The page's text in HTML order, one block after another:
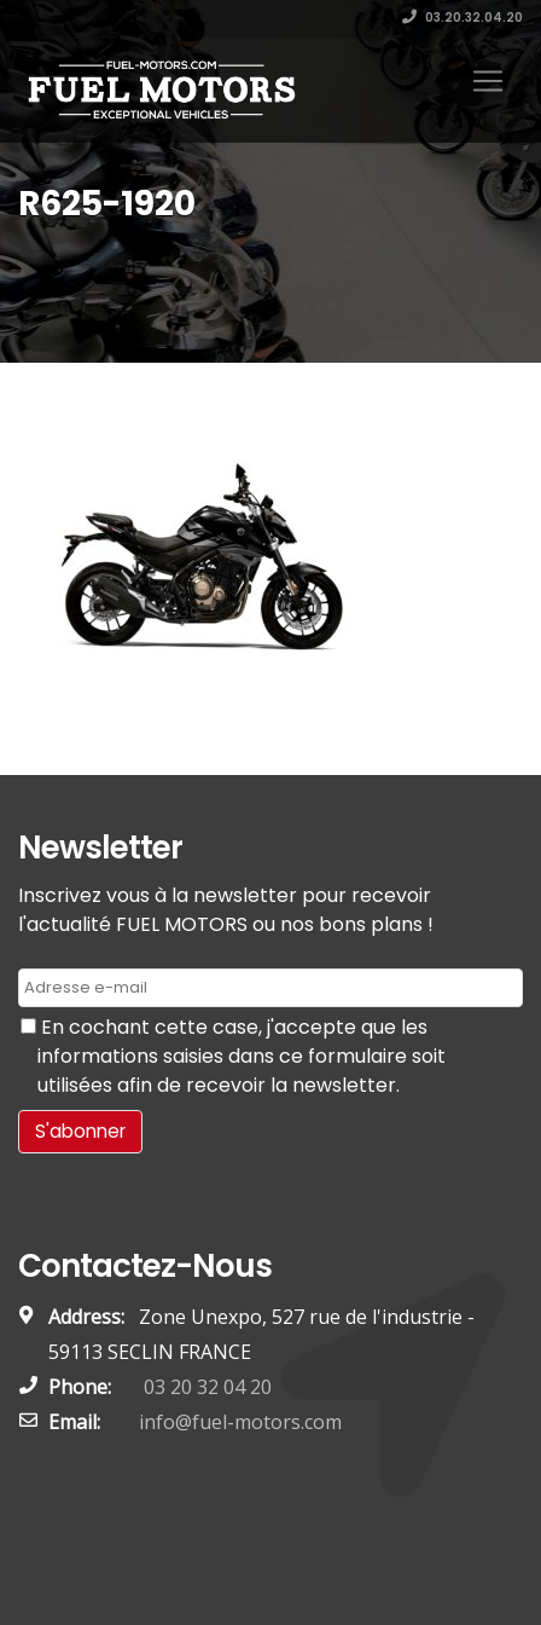
03.20.32.04.20
R625-1920
Newsletter
Inscrivez vous à la newsletter pour recevoir
l'actualité FUEL MOTORS ou nos bons plans !
En cochant cette case, j'accepte que les
informations saisies dans ce formulaire soit
utilisées afin de recevoir la newsletter.
Contactez-Nous
Address: Zone Unexpo, 527 rue de l'industrie -
59113 SECLIN FRANCE
Phone:
03 20 32 04 20
Email:
info@fuel-motors.com